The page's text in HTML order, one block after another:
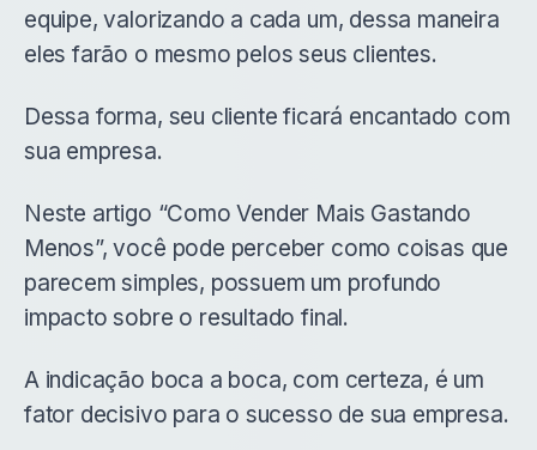
equipe, valorizando a cada um, dessa maneira
eles farão o mesmo pelos seus clientes.
Dessa forma, seu cliente ficará encantado com
sua empresa.
Neste artigo “Como Vender Mais Gastando
Menos”, você pode perceber como coisas que
parecem simples, possuem um profundo
impacto sobre o resultado final.
A indicação boca a boca, com certeza, é um
fator decisivo para o sucesso de sua empresa.